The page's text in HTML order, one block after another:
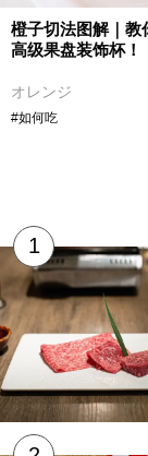
橙子切法图解｜教
高级果盘装饰杯！
オレンジ
#如何吃